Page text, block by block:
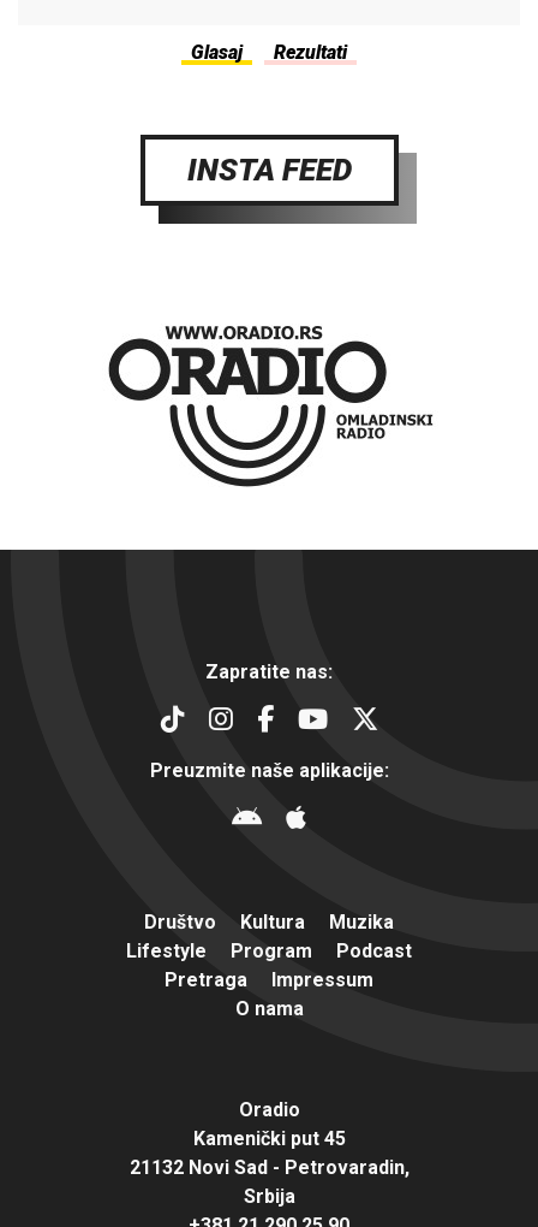
INSTA FEED
Zapratite nas:
Preuzmite naše aplikacije:
Društvo Kultura
Muzika
Lifestyle
Program
Podcast
Pretraga
Impressum
O nama
Oradio
Kamenički put 45
21132 Novi Sad - Petrovaradin,
Srbija